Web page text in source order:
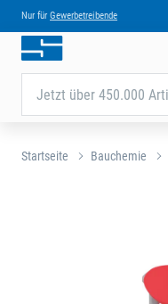
Nur für Gewerbetreibende
Jetzt über 450.000
Startseite Bauchemie